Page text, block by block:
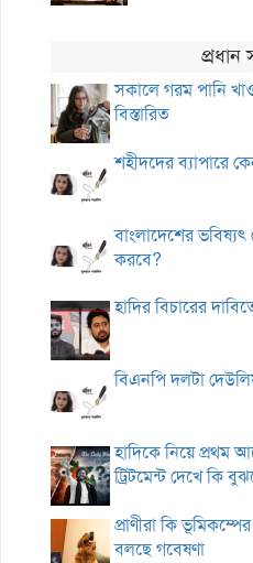
প্রধান
সকালে গরম পানি
বিস্তারিত
শহীদদের ব্যাপারে
বাংলাদেশের
করবে?
হাদির বিচারের
বিএনপি দলটা
হাদিকে নিয়ে প্রথম
ট্রিটমেন্ট দেখে কি
প্রাণীরা কি
বলছে গবেষণা